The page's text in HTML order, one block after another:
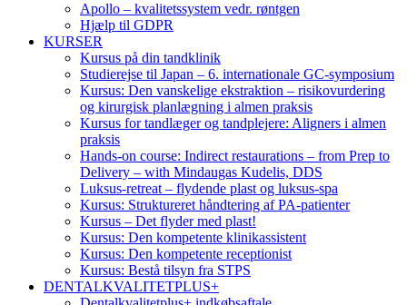
Apollo – kvalitetssystem vedr. røntgen
Hjælp til GDPR
KURSER
Kursus på din tandklinik
Studierejse til Japan – 6. internationale GC-symposium
Kursus: Den vanskelige ekstraktion – risikovurdering
og kirurgisk planlægning i almen praksis
Kursus for tandlæger og tandplejere: Aligners i almen
praksis
Hands-on course: Indirect restaurations – from Prep to
Delivery – with Mindaugas Kudelis, DDS
Luksus-retreat – flydende plast og luksus-spa
Kursus: Struktureret håndtering af PA-patienter
Kursus – Det flyder med plast!
Kursus: Den kompetente klinikassistent
Kursus: Den kompetente receptionist
Kursus: Bestå tilsyn fra STPS
DENTALKVALITETPLUS+